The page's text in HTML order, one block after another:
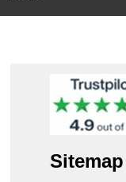
Sitemap